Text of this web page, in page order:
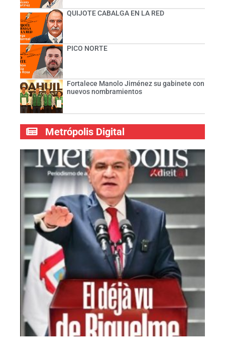
QUIJOTE CABALGA EN LA RED
PICO NORTE
Fortalece Manolo Jiménez su gabinete con
nuevos nombramientos
Metrópolis Digital